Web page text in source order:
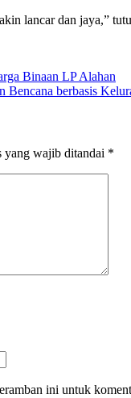
lancar dan jaya,”
Binaan LP Alahan
berbasis
yang wajib ditandai *
ini untuk